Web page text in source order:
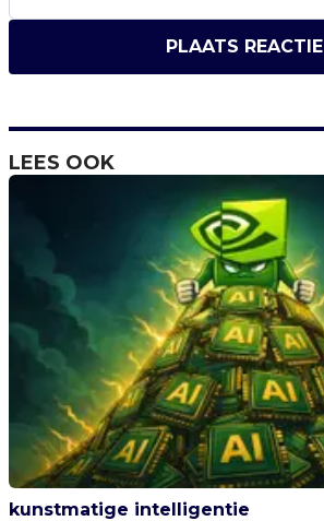
PLAATS REACTIE
LEES OOK
kunstmatige intelligentie